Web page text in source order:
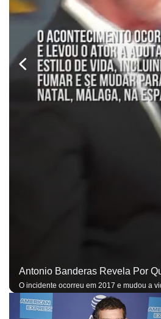
O incidente ocorreu em 2017 e mudou a